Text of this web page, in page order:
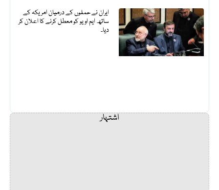
ایران نے حملوں کے درمیان امریکہ کے
ساتھ ایم او یو کو معطل کرنے کا اعلان کر
دیا۔
اشتہار